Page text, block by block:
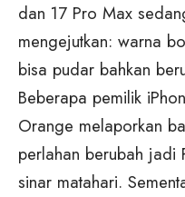
dan 17 Pro Max
mengejutkan: warna
bisa pudar bahkan
Beberapa pemilik
Orange melaporkan
perlahan berubah jadi
sinar matahari.